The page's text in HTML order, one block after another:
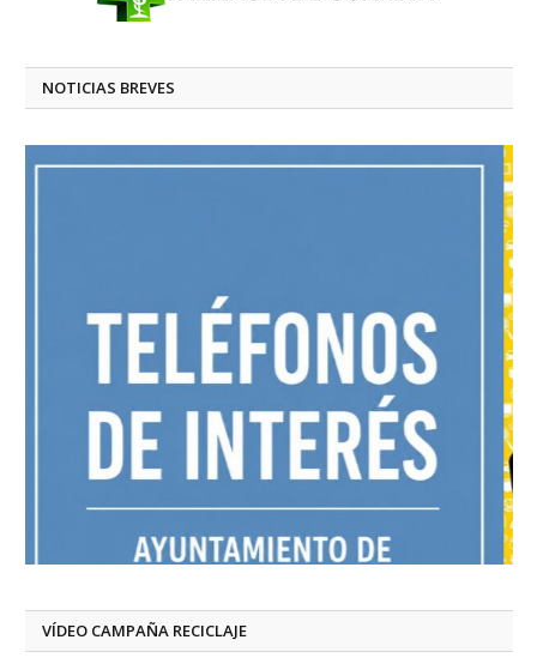
NOTICIAS BREVES
VÍDEO CAMPAÑA RECICLAJE